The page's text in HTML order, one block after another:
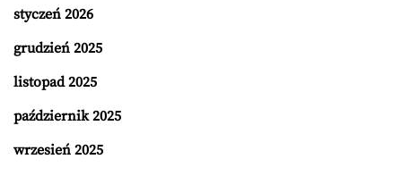
styczeń 2026
grudzień 2025
listopad 2025
październik 2025
wrzesień 2025